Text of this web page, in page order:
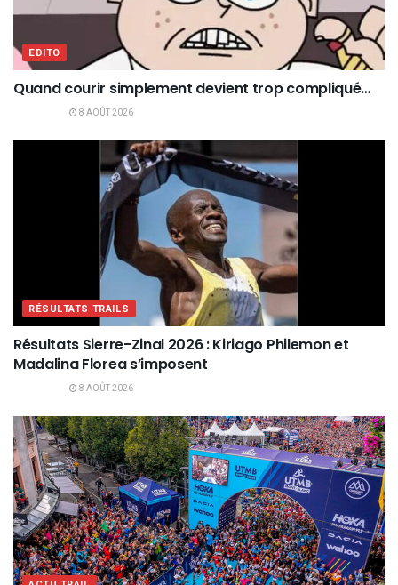
EDITO
Quand courir simplement devient trop compliqué…
8 AOÛT 2026
RÉSULTATS TRAILS
Résultats Sierre-Zinal 2026 : Kiriago Philemon et
Madalina Florea s’imposent
8 AOÛT 2026